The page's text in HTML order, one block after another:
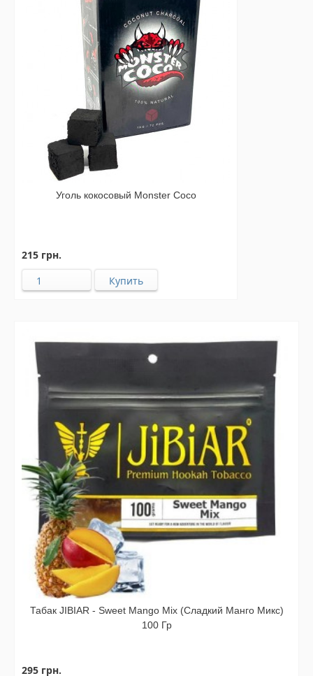
Уголь кокосовый Monster Coco
215 грн.
Табак JIBIAR - Sweet Mango Mix (Сладкий Манго Микс)
100 Гр
295 грн.